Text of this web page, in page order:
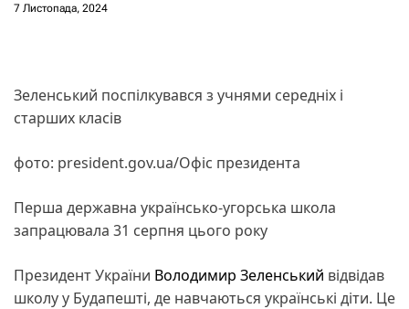
7 Листопада, 2024
Зеленський поспілкувався з учнями середніх і
старших класів
фото: president.gov.ua/Офіс президента
Перша державна українсько-угорська школа
запрацювала 31 серпня цього року
Президент України Володимир Зеленський відвідав
школу у Будапешті, де навчаються українські діти. Це